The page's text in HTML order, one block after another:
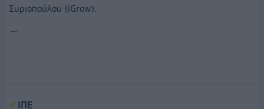
Συριοπούλου (iGrow).
ΙΠΕ